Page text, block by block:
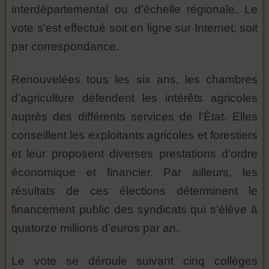
interdépartemental ou d’échelle régionale. Le
vote s’est effectué soit en ligne sur Internet, soit
par correspondance.
Renouvelées tous les six ans, les chambres
d’agriculture défendent les intérêts agricoles
auprès des différents services de l’État. Elles
conseillent les exploitants agricoles et forestiers
et leur proposent diverses prestations d’ordre
économique et financier. Par ailleurs, les
résultats de ces élections déterminent le
financement public des syndicats qui s’élève à
quatorze millions d’euros par an.
Le vote se déroule suivant cinq collèges